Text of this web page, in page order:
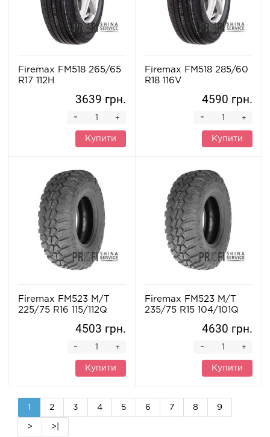
Firemax FM518 265/65
R17 112H
3639 грн.
+
-
Купити
Firemax FM518 285/60
R18 116V
4590 грн.
+
-
Купити
Firemax FM523 M/T
225/75 R16 115/112Q
4503 грн.
+
-
Купити
Firemax FM523 M/T
235/75 R15 104/101Q
4630 грн.
+
-
Купити
1 2 3 4 5 6 7 8 9
> >|